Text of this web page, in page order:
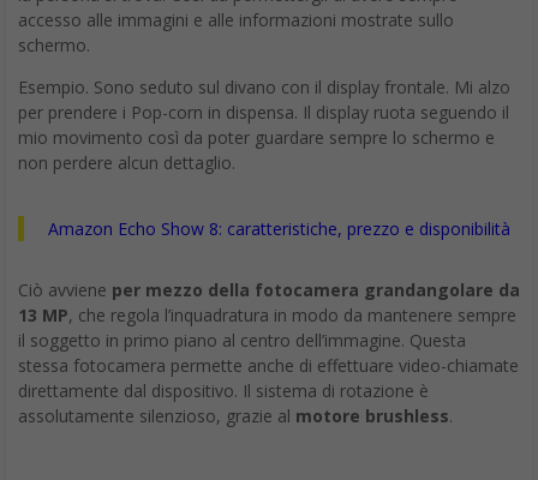
accesso alle immagini e alle informazioni mostrate sullo
schermo.
Esempio. Sono seduto sul divano con il display frontale. Mi alzo
per prendere i Pop-corn in dispensa. Il display ruota seguendo il
mio movimento così da poter guardare sempre lo schermo e
non perdere alcun dettaglio.
Amazon Echo Show 8: caratteristiche, prezzo e disponibilità
Ciò avviene per mezzo della fotocamera grandangolare da
13 MP, che regola l’inquadratura in modo da mantenere sempre
il soggetto in primo piano al centro dell’immagine. Questa
stessa fotocamera permette anche di effettuare video-chiamate
direttamente dal dispositivo. Il sistema di rotazione è
assolutamente silenzioso, grazie al motore brushless.